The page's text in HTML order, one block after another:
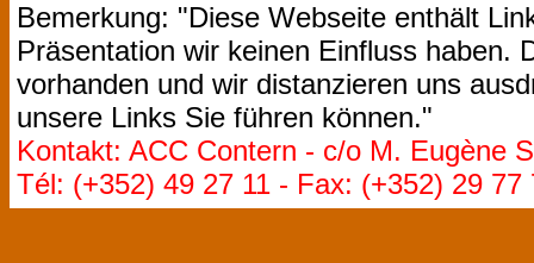
Bemerkung: "Diese Webseite enthält
Präsentation wir keinen Einfluss haben.
vorhanden und wir distanzieren uns
unsere Links Sie führen können."
Kontakt: ACC Contern - c/o M. Eugène
Tél: (+352) 49 27 11 - Fax: (+352) 29